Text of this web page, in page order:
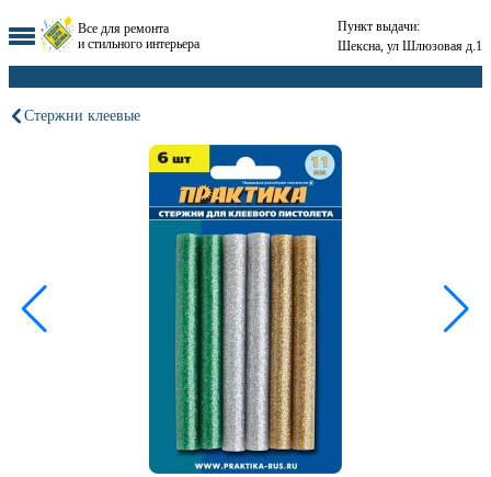
Все для ремонта
и стильного интерьера
Пункт выдачи:
Шексна, ул Шлюзовая д.1
Стержни клеевые